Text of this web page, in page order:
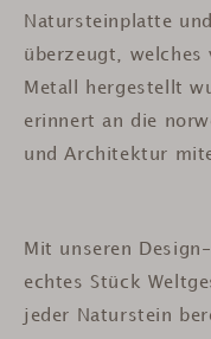
Natursteinplatte
überzeugt, welches
Metall hergestellt
erinnert an die
und Architektur
Mit unseren
echtes Stück
jeder Naturstein